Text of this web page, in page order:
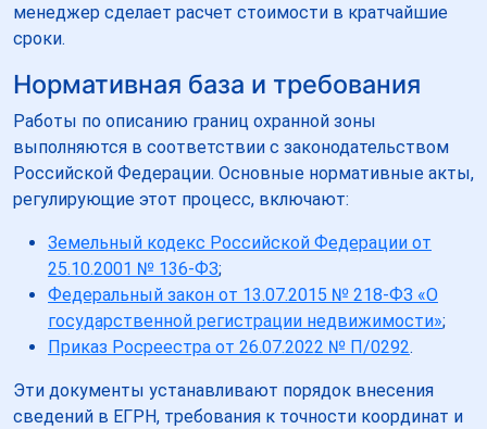
менеджер сделает расчет стоимости в кратчайшие
сроки.
Нормативная база и требования
Работы по описанию границ охранной зоны
выполняются в соответствии с законодательством
Российской Федерации. Основные нормативные акты,
регулирующие этот процесс, включают:
Земельный кодекс Российской Федерации от
25.10.2001 № 136-ФЗ;
Федеральный закон от 13.07.2015 № 218-ФЗ «О
государственной регистрации недвижимости»;
Приказ Росреестра от 26.07.2022 № П/0292.
Эти документы устанавливают порядок внесения
сведений в ЕГРН, требования к точности координат и